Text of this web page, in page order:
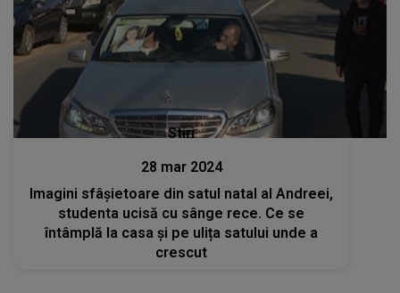
Stiri
28 mar 2024
Imagini sfâșietoare din satul natal al Andreei,
studenta ucisă cu sânge rece. Ce se
întâmplă la casa și pe ulița satului unde a
crescut